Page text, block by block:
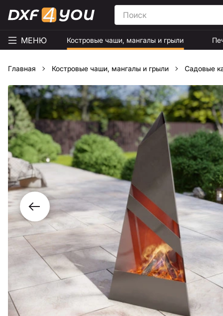
МЕНЮ Костровые чаши, мангалы и грыли
Главная Костровые чаши, мангалы и грыли Садовые